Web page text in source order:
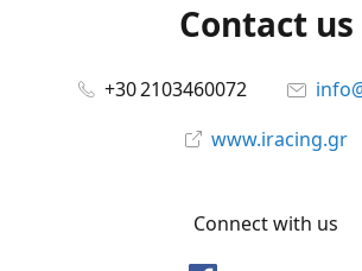
Contact us
+30 2103460072
www.iracing.gr
Connect with us